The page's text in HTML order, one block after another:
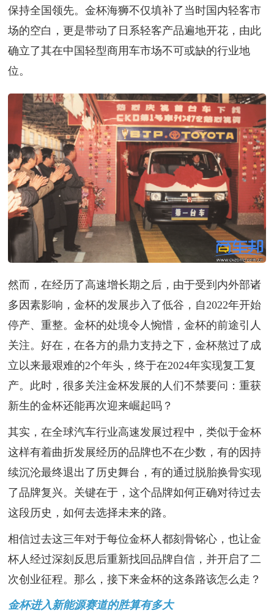
保持全国领先。金杯海狮不仅填补了当时国内轻客市
场的空白，更是带动了日系轻客产品遍地开花，由此
确立了其在中国轻型商用车市场不可或缺的行业地
位。
然而，在经历了高速增长期之后，由于受到内外部诸
多因素影响，金杯的发展步入了低谷，自2022年开始
停产、重整。金杯的处境令人惋惜，金杯的前途引人
关注。好在，在各方的鼎力支持之下，金杯熬过了成
立以来最艰难的2个年头，终于在2024年实现复工复
产。此时，很多关注金杯发展的人们不禁要问：重获
新生的金杯还能再次迎来崛起吗？
其实，在全球汽车行业高速发展过程中，类似于金杯
这样有着曲折发展经历的品牌也不在少数，有的因持
续沉沦最终退出了历史舞台，有的通过脱胎换骨实现
了品牌复兴。关键在于，这个品牌如何正确对待过去
这段历史，如何去选择未来的路。
相信过去这三年对于每位金杯人都刻骨铭心，也让金
杯人经过深刻反思后重新找回品牌自信，并开启了二
次创业征程。那么，接下来金杯的这条路该怎么走？
金杯进入新能源赛道的胜算有多大